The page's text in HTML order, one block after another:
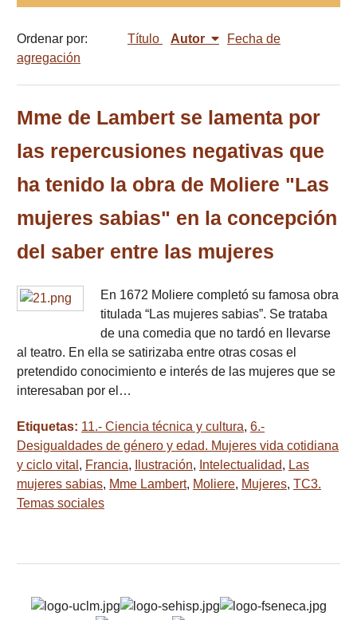
Ordenar por: Título Autor
Fecha de
agregación
Mme de Lambert se lamenta por
las repercusiones negativas que
ha tenido la obra de Moliere "Las
mujeres sabias" en la concepción
del saber entre las mujeres
En 1672 Moliere completó su famosa obra
titulada “Las mujeres sabias”. Se trataba
de una comedia que no tardó en llevarse
al teatro. En ella se satirizaba entre otras cosas el
pretendido conocimiento e interés de las mujeres que se
interesaban por el…
Etiquetas: 11.- Ciencia técnica y cultura, 6.-
Desigualdades de género y edad. Mujeres vida cotidiana
y ciclo vital , Francia, Ilustración, Intelectualidad, Las
mujeres sabias, Mme Lambert, Moliere, Mujeres, TC3.
Temas sociales